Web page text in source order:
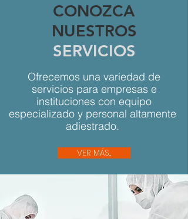
CONOZCA
NUESTROS
SERVICIOS
Ofrecemos una variedad de
servicios para empresas e
instituciones con equipo
especializado y personal altamente
adiestrado.
VER MÁS...